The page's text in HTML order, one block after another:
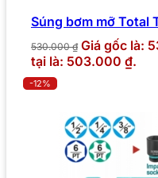
Súng bơm mỡ Total
530.000₫ Giá gốc là:
tại là: 503.000 ₫.
-12%